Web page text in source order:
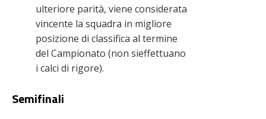
ulteriore parità, viene considerata
vincente la squadra in migliore
posizione di classifica al termine
del Campionato (non sieffettuano
i calci di rigore).
Semifinali